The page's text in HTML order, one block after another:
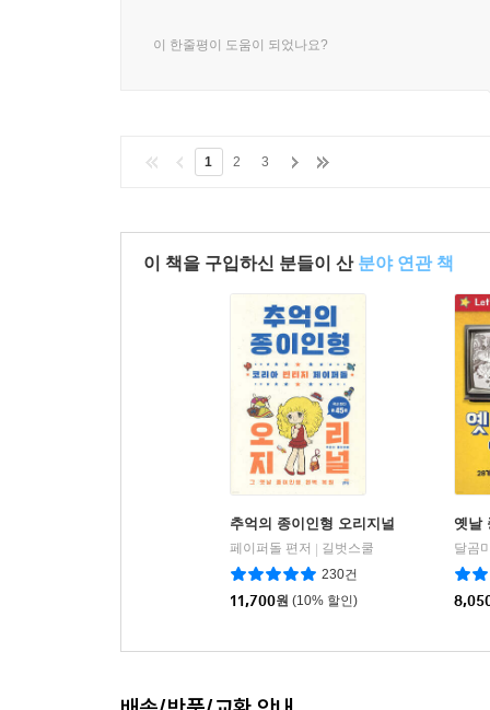
이 한줄평이 도움이 되었나요?
1 2 3
이 책을 구입하신 분들이 산 분야 연관 책
추억의 종이인형 오리지널
페이퍼돌 편저
길벗스쿨
230건
11,700원 (10% 할인)
옛날
달곰